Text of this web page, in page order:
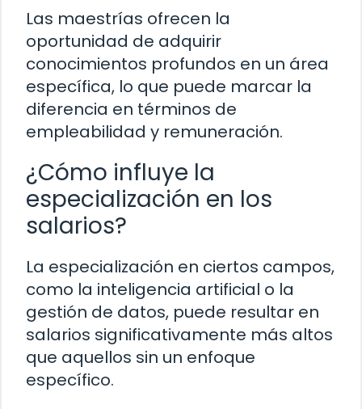
Las maestrías ofrecen la
oportunidad de adquirir
conocimientos profundos en un área
específica, lo que puede marcar la
diferencia en términos de
empleabilidad y remuneración.
¿Cómo influye la
especialización en los
salarios?
La especialización en ciertos campos,
como la inteligencia artificial o la
gestión de datos, puede resultar en
salarios significativamente más altos
que aquellos sin un enfoque
específico.